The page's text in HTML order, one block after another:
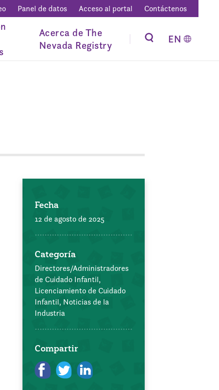
Panel de datos Acceso al portal Contáctenos
Acerca de The
Nevada Registry
EN
Fecha
12 de agosto de 2025
Categoría
Directores/Administradores
de Cuidado Infantil,
Licenciamiento de Cuidado
Infantil, Noticias de la
Industria
Compartir